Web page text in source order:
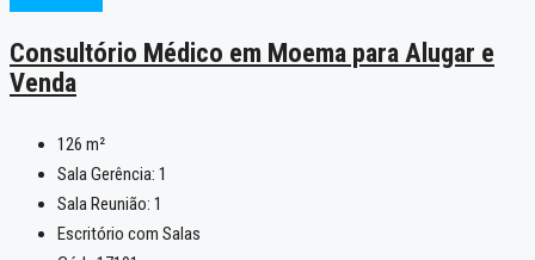
Consultório Médico em Moema para Alugar e
Venda
126 m²
Sala Gerência: 1
Sala Reunião: 1
Escritório com Salas